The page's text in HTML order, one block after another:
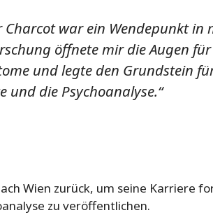
war ein Wendepunkt in
öffnete mir die Augen
und legte den Grundstein
und die Psychoanalyse.“
Wien zurück, um seine Karriere
zu veröffentlichen.